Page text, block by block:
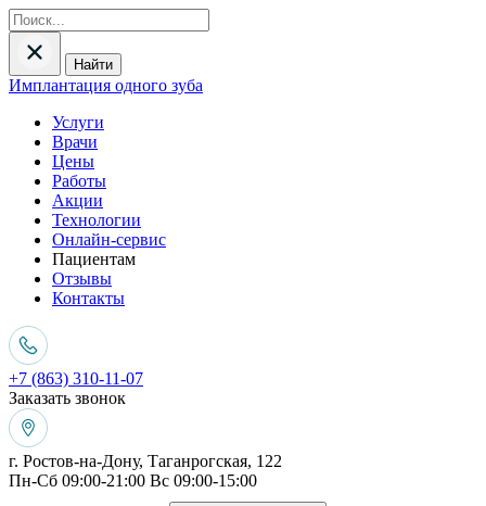
Найти
Имплантация одного зуба
Услуги
Врачи
Цены
Работы
Акции
Технологии
Онлайн-сервис
Пациентам
Отзывы
Контакты
+7 (863) 310-11-07
Заказать звонок
г. Ростов-на-Дону, Таганрогская, 122
Пн-Сб 09:00-21:00 Вс 09:00-15:00